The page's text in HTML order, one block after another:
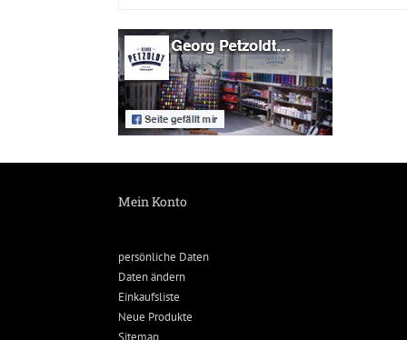
Mein Konto
persönliche Daten
Daten ändern
Einkaufsliste
Neue Produkte
Sitemap